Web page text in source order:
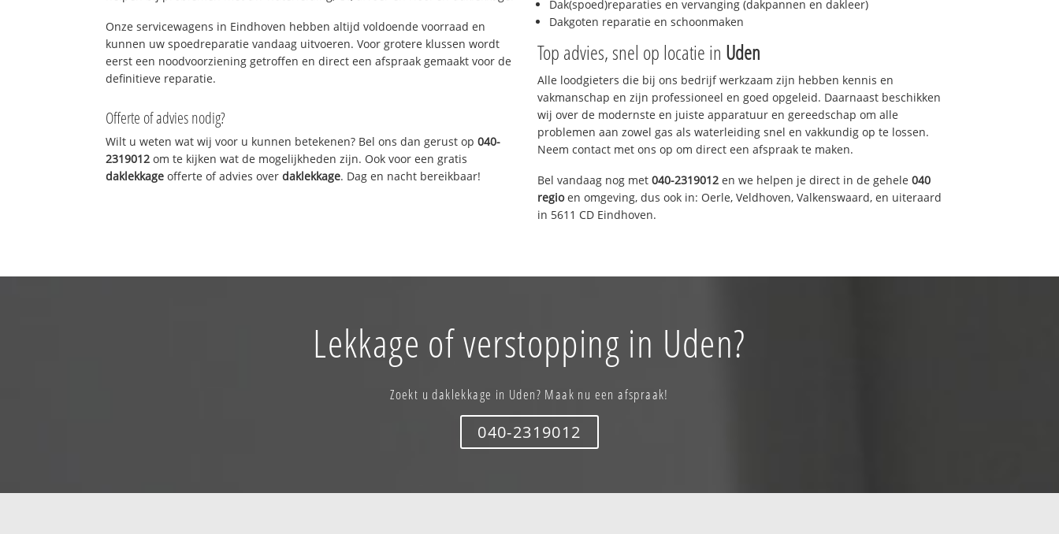
Onze servicewagens in Eindhoven hebben altijd voldoende voorraad en
kunnen uw spoedreparatie vandaag uitvoeren. Voor grotere klussen wordt
eerst een noodvoorziening getroffen en direct een afspraak gemaakt voor de
definitieve reparatie.
Offerte of advies nodig?
Wilt u weten wat wij voor u kunnen betekenen? Bel ons dan gerust op040-
2319012 om te kijken wat de mogelijkheden zijn. Ook voor een gratis
daklekkage offerte of advies overdaklekkage. Dag en nacht bereikbaar!
Dak(spoed)reparaties en vervanging (dakpannen en dakleer)
Dakgoten reparatie en schoonmaken
Top advies, snel op locatie in Uden
Alle loodgieters die bij ons bedrijf werkzaam zijn hebben kennis en
vakmanschap en zijn professioneel en goed opgeleid. Daarnaast beschikken
wij over de modernste en juiste apparatuur en gereedschap om alle
problemen aan zowel gas als waterleiding snel en vakkundig op te lossen.
Neem contact met ons op om direct een afspraak te maken.
Bel vandaag nog met 040-2319012 en we helpen je direct in de gehele 040
regioen omgeving, dus ook in: Oerle, Veldhoven, Valkenswaard, en uiteraard
in 5611 CD Eindhoven.
Lekkage of verstopping in Uden?
Zoekt u daklekkage in Uden? Maak nu een afspraak!
040-2319012